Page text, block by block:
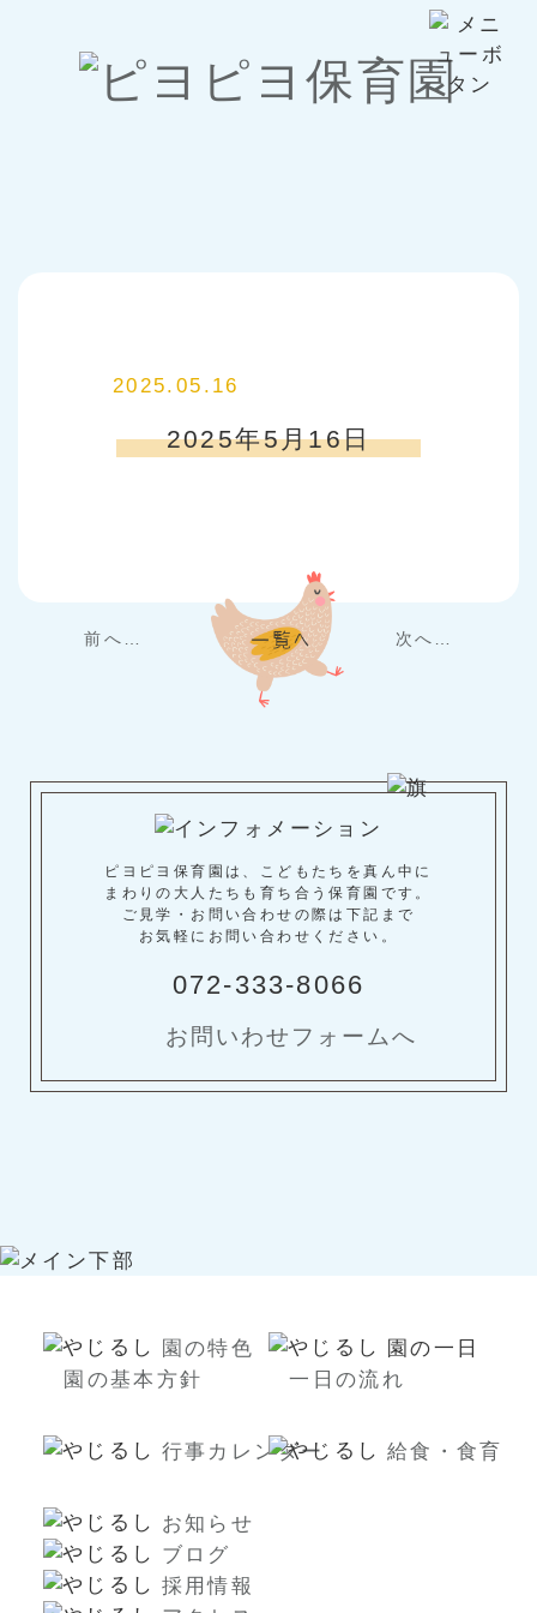
2025.05.16
2025年5月16日
前へ… 次へ…
ピヨピヨ保育園は、こどもたちを真ん中に
まわりの大人たちも育ち合う保育園です。
ご見学・お問い合わせの際は下記まで
お気軽にお問い合わせください。
072-333-8066
お問いわせフォームへ
園の特色
園の基本方針
園の一日
一日の流れ
行事カレンダー 給食・食育
お知らせ
ブログ
採用情報